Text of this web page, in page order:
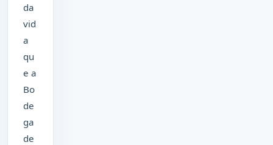
da
vid
a
qu
e a
Bo
de
ga
de